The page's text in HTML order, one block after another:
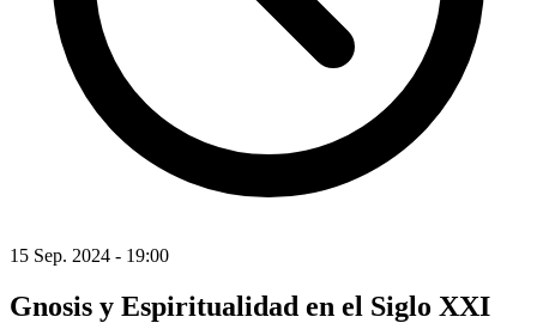
15 Sep. 2024 - 19:00
Gnosis y Espiritualidad en el Siglo XXI